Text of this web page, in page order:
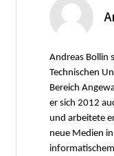
Andreas Bollin
Technischen
Bereich
er sich 2012
und arbeitete
neue Medien